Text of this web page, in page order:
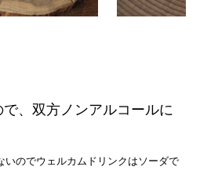
、双方ノンアルコールに
いのでウェルカムドリンクはソーダで